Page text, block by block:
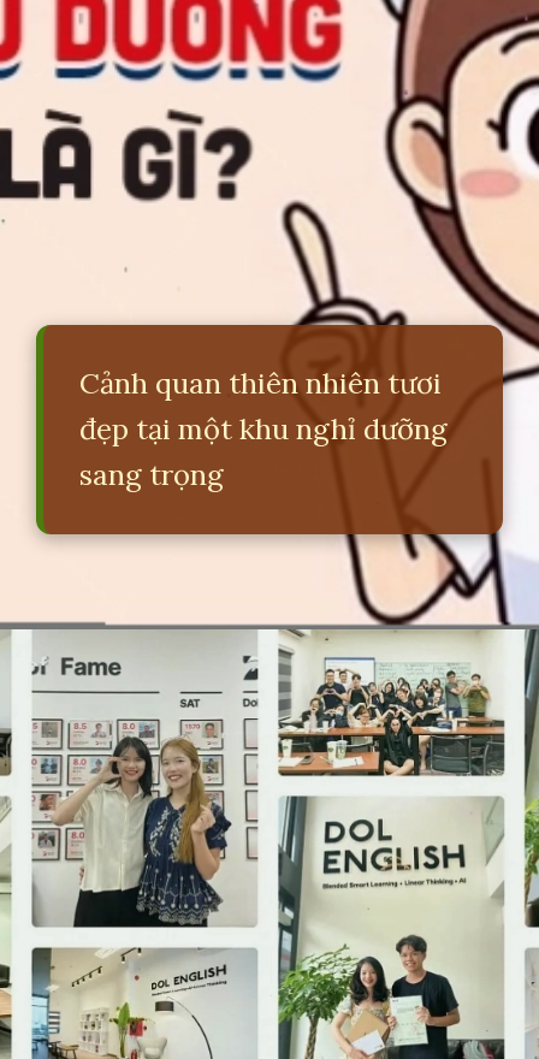
Cảnh quan thiên nhiên tươi
đẹp tại một khu nghỉ dưỡng
sang trọng
Đang mở https://erci.edu.vn/nghi-duong-tieng-anh-la-gi